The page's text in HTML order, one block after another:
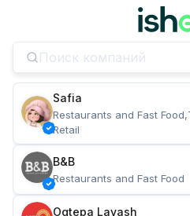
Safia
Restaurants and Fast
Retail
B&B
Restaurants and Fast Food
Oqtepa Lavash